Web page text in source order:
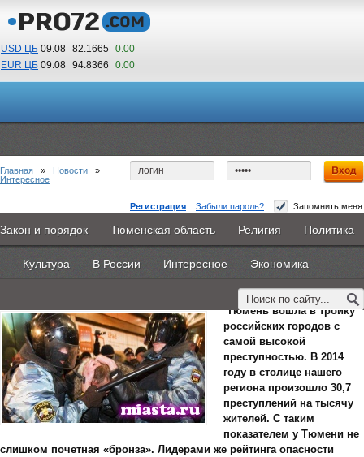
USD ЦБ 09.08 82.1665 0.00
EUR ЦБ 09.08 94.8366 0.00
17 39
По Гринвичу (GMT +5)
Регистрация Забыли пароль? Запомнить меня
Главная Новости Объявления КНИГИ ВестиNet
Каталоги 9PS Прочее
Закон и порядок Тюменская область Религия Политика
Культура В России Интересное Экономика
Главная » Новости »
Интересное
Тюмень вошла в тройку самых опасных
городов
Тюмень вошла в тройку
российских городов с
самой высокой
преступностью. В 2014
году в столице нашего
региона произошло 30,7
преступлений на тысячу
жителей. С таким
показателем у Тюмени не
слишком почетная «бронза». Лидерами же рейтинга опасности